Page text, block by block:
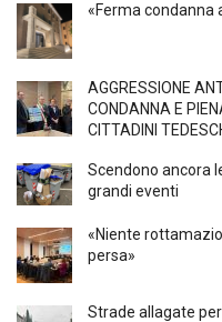
«Ferma condanna
AGGRESSIONE
CONDANNA E
CITTADINI
Scendono ancora
grandi eventi
«Niente
persa»
Strade allagate per